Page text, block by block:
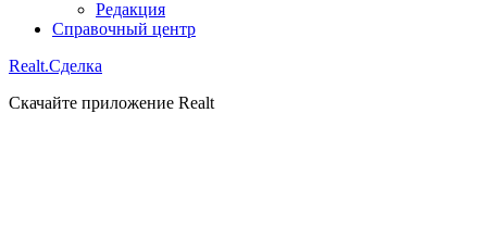
Редакция
Справочный центр
Realt.Сделка
Скачайте приложение Realt